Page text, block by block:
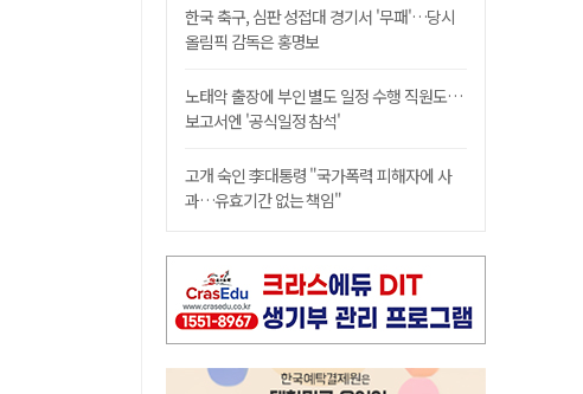
한국 축구, 심판 성접대 경기서 '무패'…당시
올림픽 감독은 홍명보
노태악 출장에 부인 별도 일정 수행 직원도…
보고서엔 '공식일정 참석'
고개 숙인 李대통령 "국가폭력 피해자에 사
과…유효기간 없는 책임"